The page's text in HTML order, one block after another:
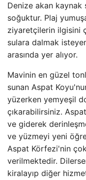
Denize akan kaynak
soğuktur. Plaj
ziyaretçilerin ilgisini
sulara dalmak
arasında yer alıyor.
Mavinin en güzel
sunan Aspat
yüzerken yemyeşil
çıkarabilirsiniz.
ve giderek
ve yüzmeyi yeni
Aspat Körfezi'nin çok
verilmektedir.
kiralayıp diğer